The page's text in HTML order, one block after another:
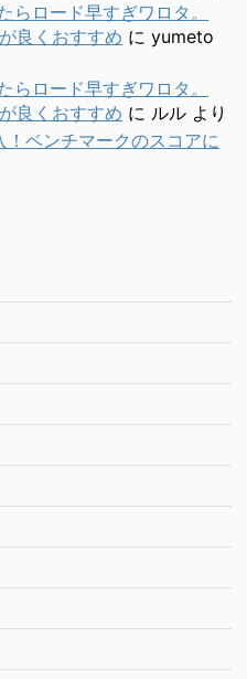
らロード早すぎワロタ。
良くおすすめ に yumeto
らロード早すぎワロタ。
良くおすすめ に ルル より
！ベンチマークのスコアに